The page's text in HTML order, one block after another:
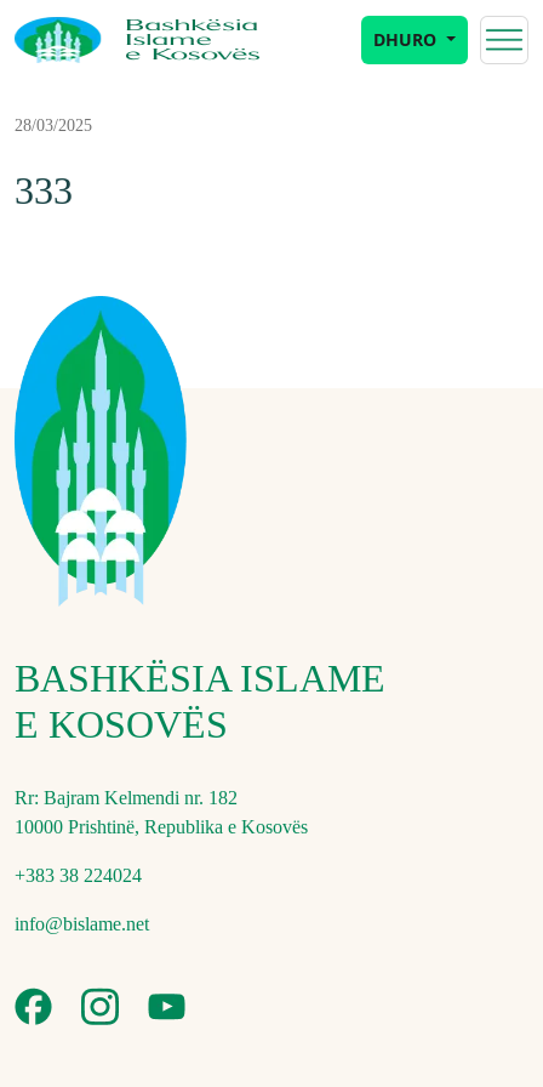
DHURO
28/03/2025
333
BASHKËSIA ISLAME
E KOSOVËS
Rr: Bajram Kelmendi nr. 182
10000 Prishtinë, Republika e Kosovës
+383 38 224024
info@bislame.net